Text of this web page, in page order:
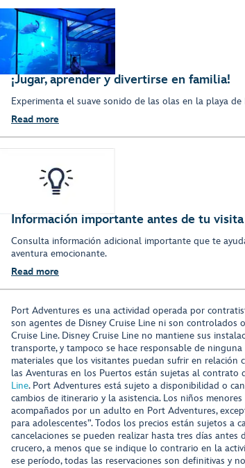
¡Jugar, aprender y divertirse en familia!
Experimenta el suave sonido de las olas en la playa de
Read more
Información importante antes de tu visita
Consulta información adicional importante que te
aventura emocionante.
Read more
Port Adventures es una actividad operada por
son agentes de Disney Cruise Line ni son controlados
Cruise Line. Disney Cruise Line no mantiene sus
transporte, y tampoco se hace responsable de
materiales que los visitantes puedan sufrir en relación
las Aventuras en los Puertos están sujetas al contrato
Line. Port Adventures está sujeto a disponibilidad o
cambios de itinerario y la asistencia. Los niños
acompañados por un adulto en Port Adventures,
para adolescentes”. Todos los precios están sujetos a
cancelaciones se pueden realizar hasta tres días antes
crucero, a menos que se indique lo contrario en la
ese período, todas las reservaciones son definitivas y